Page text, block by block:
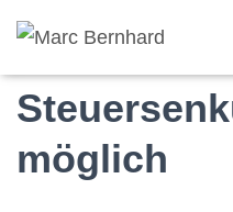
Polen
möglich